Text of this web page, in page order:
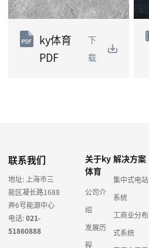
ky体育
PDF
下
载
联系我们
地址: 上海市三
能区凝长路1688
弄6号能源中心
电话:021-
51860888
关于ky
体育
公司介
绍
发展历
程
解决方案
集中式电站
系统
工商业分布
式系统